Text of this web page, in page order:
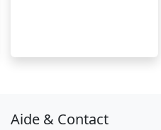
Aide & Contact